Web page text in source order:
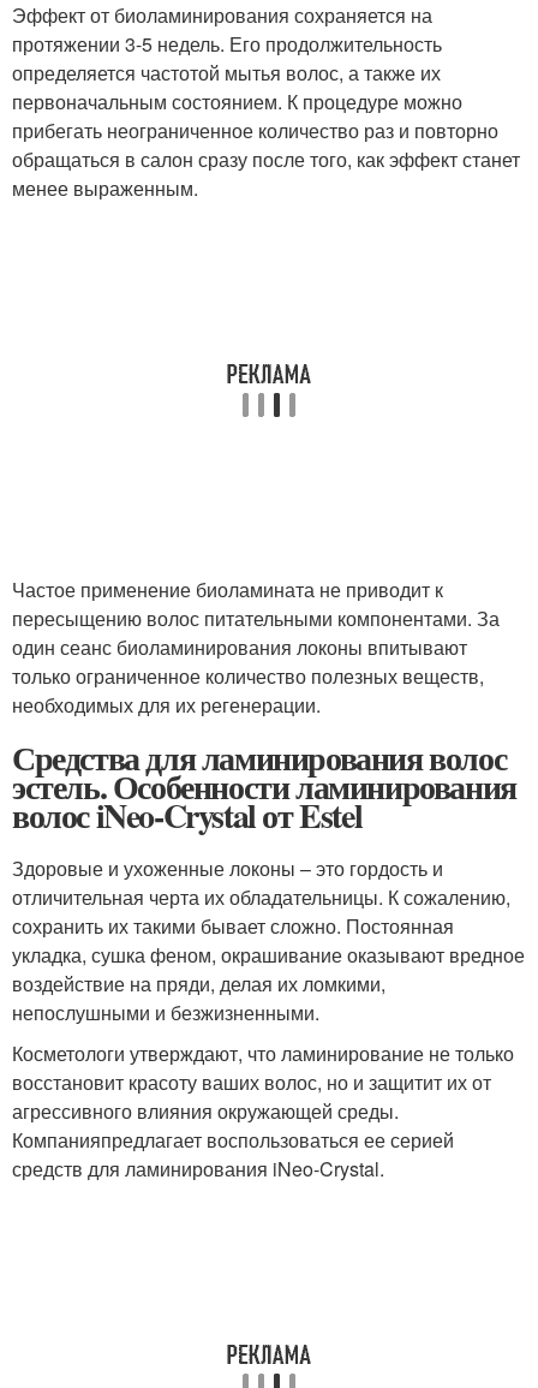
Эффект от биоламинирования сохраняется на
протяжении 3-5 недель. Его продолжительность
определяется частотой мытья волос, а также их
первоначальным состоянием. К процедуре можно
прибегать неограниченное количество раз и повторно
обращаться в салон сразу после того, как эффект станет
менее выраженным.
Частое применение биоламината не приводит к
пересыщению волос питательными компонентами. За
один сеанс биоламинирования локоны впитывают
только ограниченное количество полезных веществ,
необходимых для их регенерации.
Средства для ламинирования волос
эстель. Особенности ламинирования
волос iNeo-Crystal от Estel
Здоровые и ухоженные локоны – это гордость и
отличительная черта их обладательницы. К сожалению,
сохранить их такими бывает сложно. Постоянная
укладка, сушка феном, окрашивание оказывают вредное
воздействие на пряди, делая их ломкими,
непослушными и безжизненными.
Косметологи утверждают, что ламинирование не только
восстановит красоту ваших волос, но и защитит их от
агрессивного влияния окружающей среды.
Компанияпредлагает воспользоваться ее серией
средств для ламинирования iNeo-Crystal.